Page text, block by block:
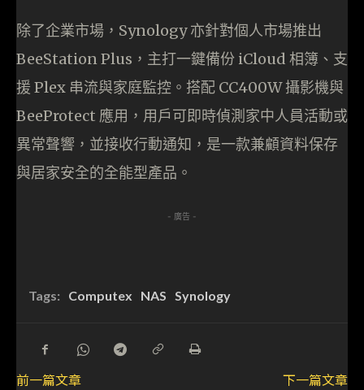
除了企業市場，Synology 亦針對個人市場推出
BeeStation Plus，主打一鍵備份 iCloud 相簿、支
援 Plex 串流與家庭監控。搭配 CC400W 攝影機與
BeeProtect 應用，用戶可即時偵測家中人員活動或
異常聲響，並接收行動通知，是一款兼顧資料保存
與居家安全的全能型產品。
- 廣告 -
Tags: Computex NAS Synology
前一篇文章
下一篇文章